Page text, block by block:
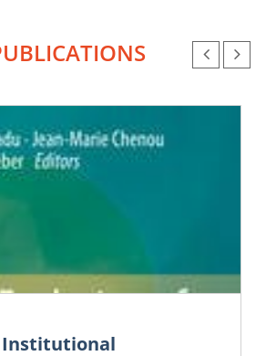
Institutional